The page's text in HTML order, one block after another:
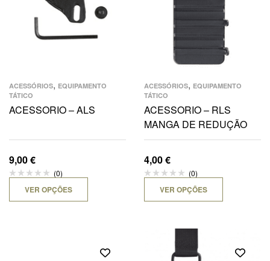
ACESSÓRIOS, EQUIPAMENTO
TÁTICO
ACESSORIO – ALS
9,00€
(0)
VER OPÇÕES
ACESSÓRIOS, EQUIPAMENTO
TÁTICO
ACESSORIO – RLS
MANGA DE REDUÇÃO
4,00€
(0)
VER OPÇÕES